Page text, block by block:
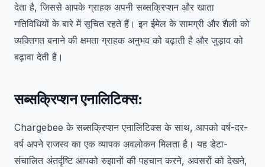
देता है, जिससे आपके ग्राहक अपनी सब्सक्रिप्शन और खाता
गतिविधियों के बारे में सूचित रहते हैं। इन ईमेल के सामग्री और शैली को
व्यक्तिगत बनाने की क्षमता ग्राहक अनुभव को बढ़ाती है और जुड़ाव को
बढ़ावा देती है।
सब्सक्रिप्शन एनालिटिक्स:
Chargebee के सब्सक्रिप्शन एनालिटिक्स के साथ, आपको वर्ष-दर-
वर्ष अपने राजस्व का एक व्यापक अवलोकन मिलता है। यह डेटा-
संचालित अंतर्दृष्टि आपको रुझानों की पहचान करने, अवसरों को देखने,